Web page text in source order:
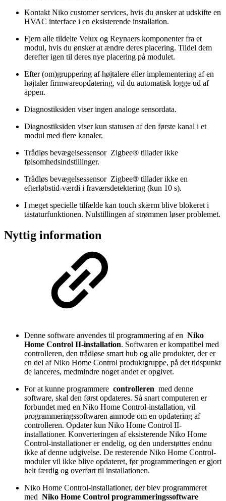
Kontakt Niko customer services, hvis du ønsker at udskifte en
HVAC interface i en eksisterende installation.
Fjern alle tildelte Velux og Reynaers komponenter fra et
modul, hvis du ønsker at ændre deres placering. Tildel dem
derefter igen til deres nye placering på modulet.
Efter (om)gruppering af højtalere eller implementering af en
højtaler firmwareopdatering, vil du automatisk logge ud af
appen.
Diagnostiksiden viser ingen analoge sensordata.
Diagnostiksiden viser kun statusen af den første kanal i et
modul med flere kanaler.
Trådløs bevægelsessensor Zigbee® tillader ikke
følsomhedsindstillinger.
Trådløs bevægelsessensor Zigbee® tillader ikke en
efterløbstid-værdi i fraværsdetektering (kun 10 s).
I meget specielle tilfælde kan touch skærm blive blokeret i
tastaturfunktionen. Nulstillingen af strømmen løser problemet.
Nyttig information
Denne software anvendes til programmering af en Niko
Home Control II-installation. Softwaren er kompatibel med
controlleren, den trådløse smart hub og alle produkter, der er
en del af Niko Home Control produktgruppe, på det tidspunkt
de lanceres, medmindre noget andet er opgivet.
For at kunne programmere controlleren med denne
software, skal den først opdateres. Så snart computeren er
forbundet med en Niko Home Control-installation, vil
programmeringssoftwaren anmode om en opdatering af
controlleren. Opdater kun Niko Home Control II-
installationer. Konverteringen af eksisterende Niko Home
Control-installationer er endelig, og den understøttes endnu
ikke af denne udgivelse. De resterende Niko Home Control-
moduler vil ikke blive opdateret, før programmeringen er gjort
helt færdig og overført til installationen.
Niko Home Control-installationer, der blev programmeret
med Niko Home Control programmeringssoftware